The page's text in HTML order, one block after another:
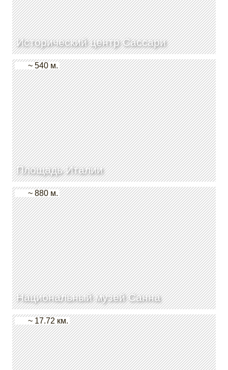
Исторический центр Сассари
Площадь Италии
~ 540 м.
Национальный музей Санна
~ 880 м.
~ 17.72 км.